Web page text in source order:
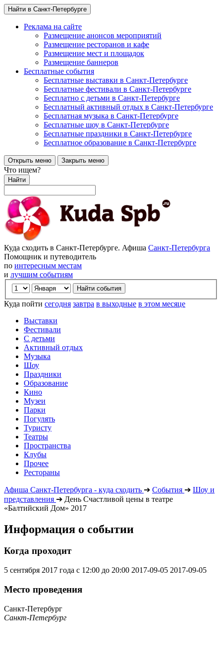
Найти в Санкт-Петербурге
Реклама на сайте
Размещение анонсов мероприятий
Размещение ресторанов и кафе
Размещение мест и площадок
Размещение баннеров
Бесплатные события
Бесплатные выставки в Санкт-Петербурге
Бесплатные фестивали в Санкт-Петербурге
Бесплатно с детьми в Санкт-Петербурге
Бесплатный активный отдых в Санкт-Петербурге
Бесплатная музыка в Санкт-Петербурге
Бесплатные шоу в Санкт-Петербурге
Бесплатные праздники в Санкт-Петербурге
Бесплатное образование в Санкт-Петербурге
Открыть меню Закрыть меню
Что ищем?
Найти
Куда сходить в Санкт-Петербурге. Афиша Санкт-Петербурга
Помощник и путеводитель
по интересным местам
и лучшим событиям
Куда пойти сегодня завтра в выходные в этом месяце
Выставки
Фестивали
С детьми
Активный отдых
Музыка
Шоу
Праздники
Образование
Кино
Музеи
Парки
Погулять
Туристу
Театры
Пространства
Клубы
Прочее
Рестораны
Афиша Санкт-Петербурга - куда сходить ➔ События ➔ Шоу и
представления ➔ День Счастливой цены в театре
«Балтийский Дом» 2017
Информация о событии
Когда проходит
5 сентября 2017 года с 12:00 до 20:00 2017-09-05 2017-09-05
Место проведения
Санкт-Петербург
Санкт-Петербург